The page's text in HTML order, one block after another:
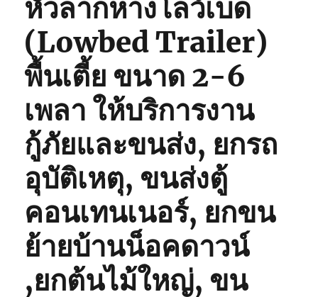
หัวลากหางโลว์เบด
(Lowbed Trailer)
พื้นเตี้ย ขนาด 2-6
เพลา ให้บริการงาน
กู้ภัยและขนส่ง, ยกรถ
อุบัติเหตุ, ขนส่งตู้
คอนเทนเนอร์, ยกขน
ย้ายบ้านน็อคดาวน์
,ยกต้นไม้ใหญ่, ขน